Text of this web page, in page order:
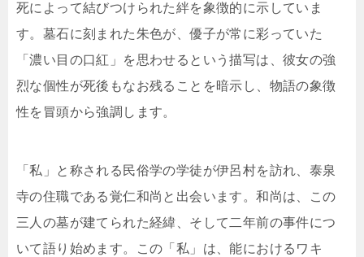
死によって結びつけられた絆を象徴的に示していま
す。墓石に刻まれた朱色が、優子が常に彩っていた
「濃い目の口紅」を思わせるという描写は、彼女の強
烈な個性が死後もなお残ることを暗示し、物語の象徴
性を冒頭から強調します。
「私」と称される民俗学の学徒が伊呂村を訪れ、泰泉
寺の住職である覚仁和尚と出会います。和尚は、この
三人の墓が建てられた経緯、そして二年前の事件につ
いて語り始めます。この「私」は、能におけるワキ